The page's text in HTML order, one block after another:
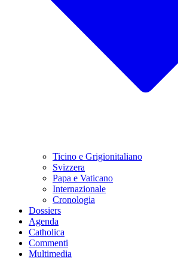
Ticino e Grigionitaliano
Svizzera
Papa e Vaticano
Internazionale
Cronologia
Dossiers
Agenda
Catholica
Commenti
Multimedia